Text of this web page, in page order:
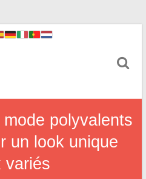
polyvalents
un look unique
variés